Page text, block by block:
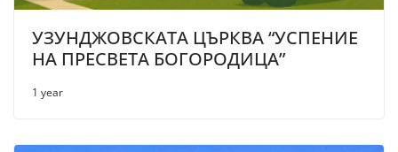
УЗУНДЖОВСКАТА ЦЪРКВА “УСПЕНИЕ
НА ПРЕСВЕТА БОГОРОДИЦА”
1 year